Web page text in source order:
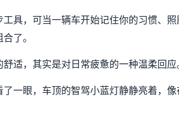
具，可当一辆车开始记住你的习惯、
了。
适，其实是对日常疲惫的一种温柔回应
了一眼，车顶的智驾小蓝灯静静亮着，